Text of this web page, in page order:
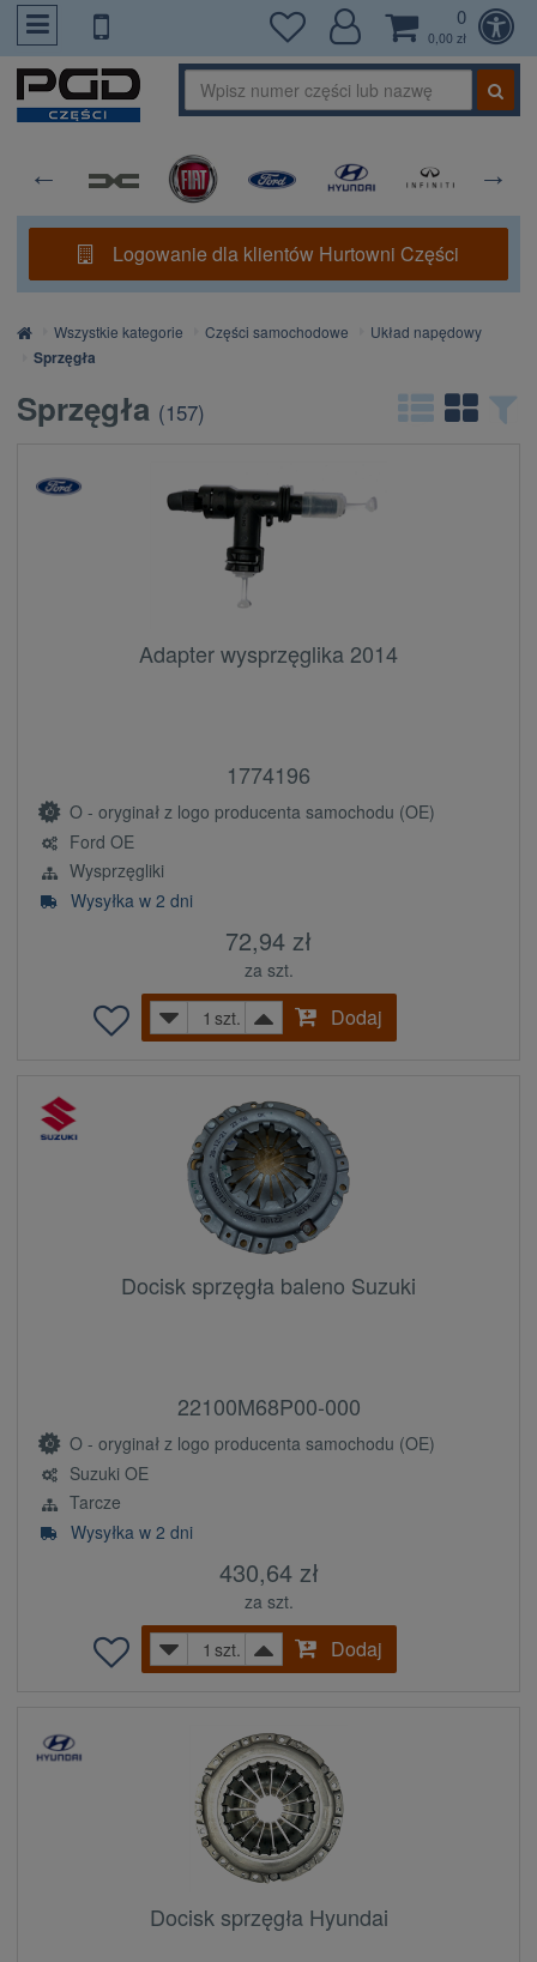
PrzejdzDoTresci
0
0,00 zł
Logowanie dla klientów Hurtowni Części
Strona
główna
Wszystkie kategorie Części samochodowe Układ napędowy
Sprzęgła
Sprzęgła (157)
Adapter wysprzęglika 2014
1774196
O - oryginał z logo producenta samochodu (OE)
Ford OE
Wysprzęgliki
Wysyłka w 2 dni
72,94 zł
za szt.
szt.
Dodaj
Docisk sprzęgła baleno Suzuki
22100M68P00-000
O - oryginał z logo producenta samochodu (OE)
Suzuki OE
Tarcze
Wysyłka w 2 dni
430,64 zł
za szt.
szt.
Dodaj
Docisk sprzęgła Hyundai